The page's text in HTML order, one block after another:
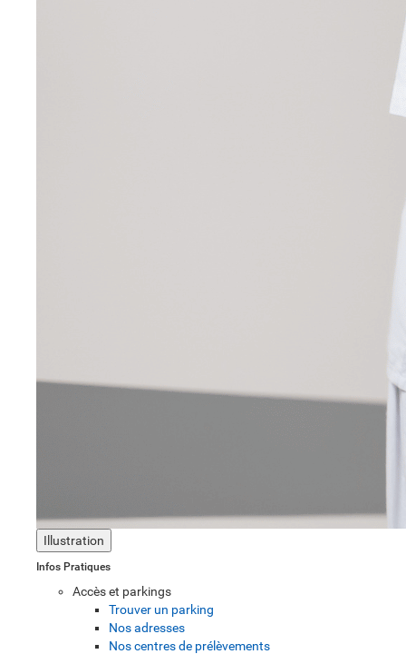
Illustration
Infos Pratiques
Accès et parkings
Trouver un parking
Nos adresses
Nos centres de prélèvements